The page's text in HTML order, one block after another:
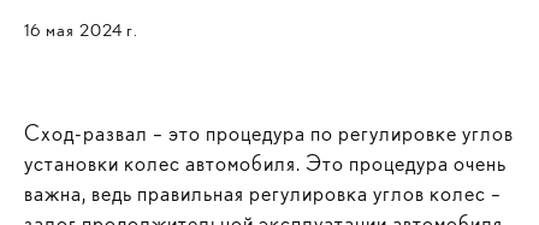
16 мая 2024 г.
Сход-развал – это процедура по регулировке углов
установки колес автомобиля. Это процедура очень
важна, ведь правильная регулировка углов колес –